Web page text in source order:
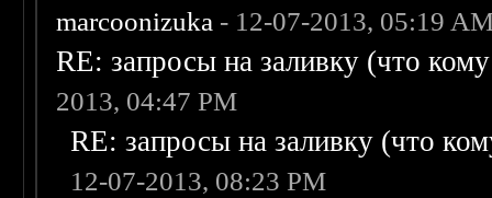
marcoonizuka - 12-07-2013, 05:19
RE: запросы на заливку (что
2013, 04:47 PM
RE: запросы на заливку (что
12-07-2013, 08:23 PM